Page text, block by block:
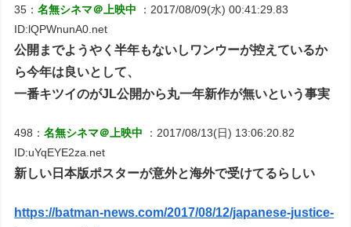
35：名無シネマ＠上映中
：2017/08/09(水) 00:41:29.83
ID:lQPWnunA0.net
公開までようやく半年もないしワンウーが控えているか
ら今年は良いとして、
一番キツイのがJL公開から丸一年新作が無いという事実
498：名無シネマ＠上映中
：2017/08/13(日) 13:06:20.82
ID:uYqEYE2za.net
新しい日本版ポスターが意外と海外で受けてるらしい
https://batman-news.com/2017/08/12/japanese-justice-